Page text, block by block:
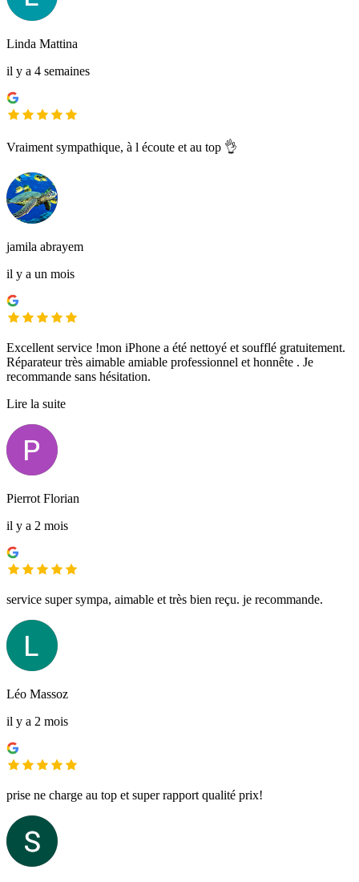
Linda Mattina
il y a 4 semaines
Vraiment sympathique, à l écoute et au top 👌
jamila abrayem
il y a un mois
Excellent service !mon iPhone a été nettoyé et soufflé gratuitement.
Réparateur très aimable amiable professionnel et honnête . Je
recommande sans hésitation.
Lire la suite
Pierrot Florian
il y a 2 mois
service super sympa, aimable et très bien reçu. je recommande.
Léo Massoz
il y a 2 mois
prise ne charge au top et super rapport qualité prix!